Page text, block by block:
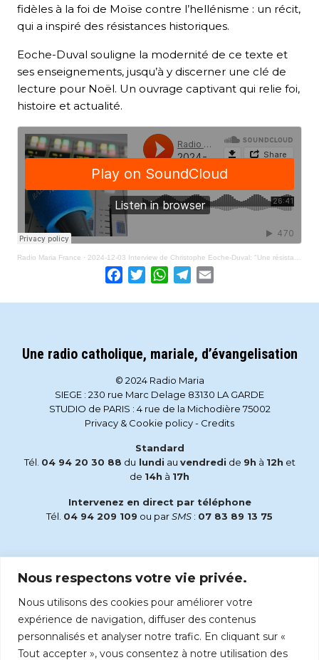
Nous respectons votre vie privée.
Nous utilisons des cookies pour améliorer votre
expérience de navigation, diffuser des contenus
personnalisés et analyser notre trafic. En cliquant sur «
Tout accepter », vous consentez à notre utilisation des
fidèles à la foi de Moïse contre l’hellénisme : un récit,
qui a inspiré des résistances historiques.
Eoche-Duval souligne la modernité de ce texte et
ses enseignements, jusqu’à y discerner une clé de
lecture pour Noël. Un ouvrage captivant qui relie foi,
histoire et actualité.
Radio Maria France · 2024-12-03 Interview de Christophe Eoche-Duval: "Une résistance juive d'hier à aujourd'hui" (livre)
Facebook
TwitterWhatsApp
Telegram
Une radio catholique, mariale, d’évangelisation
© 2024 Radio Maria
SIEGE : 230 rue Marc Delage 83130 LA GARDE
STUDIO de PARIS : 4 rue de la Michodière 75002
Privacy & Cookie policy- Credits
Standard
Tél. 04 94 20 30 88 du lundi au vendredi de 9h à 12h et
de 14h à 17h
Intervenez en direct par téléphone
Tél. 04 94 209 109 ou parSMS : 07 83 89 13 75
accueil@radiomaria.fr
Écoutez Radio Maria sur :